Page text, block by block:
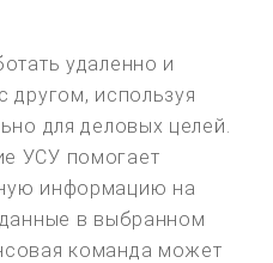
удаленно и
другом, используя
для деловых целей.
УСУ помогает
информацию на
в выбранном
команда может